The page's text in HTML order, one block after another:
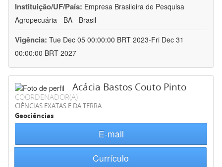
Instituição/UF/País: Empresa Brasileira de Pesquisa
Agropecuária - BA - Brasil
Vigência: Tue Dec 05 00:00:00 BRT 2023-Fri Dec 31
00:00:00 BRT 2027
Acácia Bastos Couto Pinto
COORDENADOR(A)
CIÊNCIAS EXATAS E DA TERRA
Geociências
E-mail
Currículo